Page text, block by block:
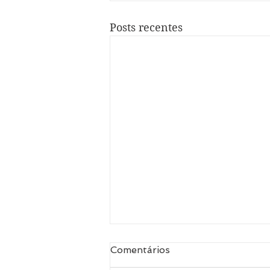
Posts recentes
Labirintite: causas,
sintomas, tratamento e o
Comentários